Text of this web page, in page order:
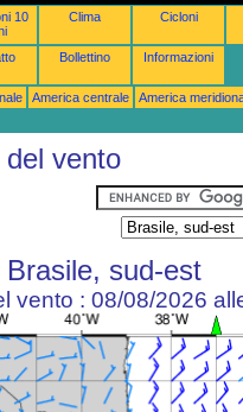
10
Clima Cicloni
Bollettino Informazioni
America centrale
America
vento
Brasile, sud-est
vento : 08/08/2026